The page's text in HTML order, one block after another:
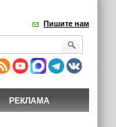
Пишите нам
РЕКЛАМА